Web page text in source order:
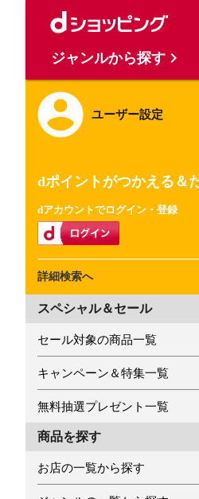
ユーザー設定
dポイントがつかえる＆
dアカウントでログイン・登録
詳細検索へ
スペシャル＆セール
セール対象の商品一覧
キャンペーン＆特集一覧
無料抽選プレゼント一覧
商品を探す
お店の一覧から探す
ジャンルから探す